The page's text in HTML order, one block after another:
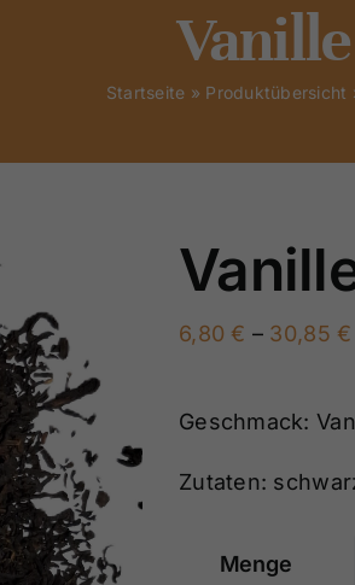
Vanille
Startseite » Produktübersicht
6,80€ – 30,85€
Geschmack:
Zutaten:
Menge